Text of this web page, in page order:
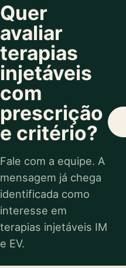
Quer
avaliar
terapias
injetáveis
com
prescrição
e critério?
Fale com a equipe. A
mensagem já chega
identificada como
interesse em
terapias injetáveis IM
e EV.